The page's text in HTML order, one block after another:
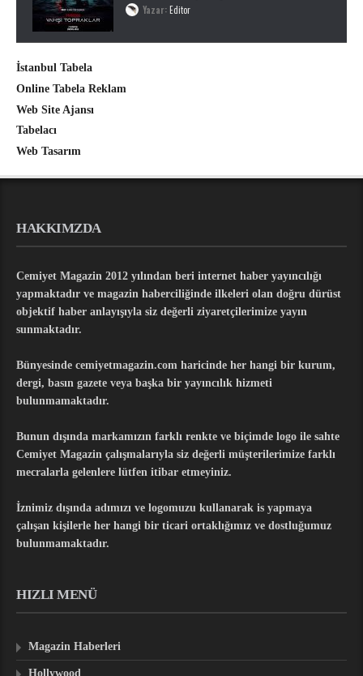
Yazar:Editor
İstanbul Tabela
Online Tabela Reklam
Web Site Ajansı
Tabelacı
Web Tasarım
HAKKIMZDA
Cemiyet Magazin 2012 yılından beri internet haber yayıncılığı
yapmaktadır ve magazin haberciliğinde ilkeleri olan doğru dürüst
objektif haber anlayışıyla siz değerli ziyaretçilerimize yayın
sunmaktadır.
Bünyesinde cemiyetmagazin.com haricinde her hangi bir kurum,
dergi, basın gazete veya başka bir yayıncılık hizmeti
bulunmamaktadır.
Bunun dışında markamızın farklı renkte ve biçimde logo ile sahte
Cemiyet Magazin çalışmalarıyla siz değerli müşterilerimize farklı
mecralarla gelenlere lütfen itibar etmeyiniz.
İznimiz dışında adımızı ve logomuzu kullanarak is yapmaya
çalışan kişilerle her hangi bir ticari ortaklığımız ve dostluğumuz
bulunmamaktadır.
HIZLI MENÜ
Magazin Haberleri
Hollywood